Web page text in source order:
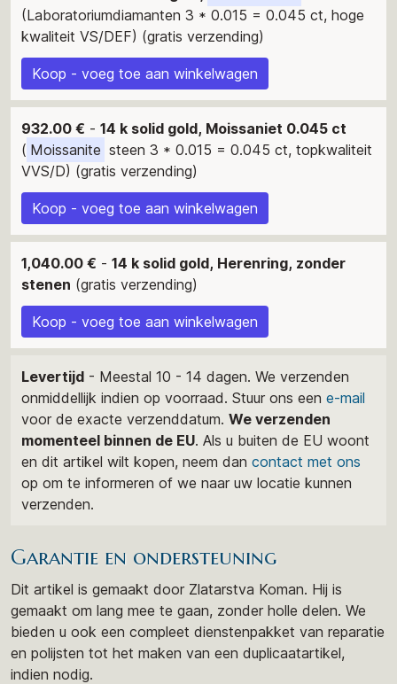
(Laboratoriumdiamanten 3 * 0.015 = 0.045 ct, hoge
kwaliteit VS/DEF) (gratis verzending)
Koop - voeg toe aan winkelwagen
932.00 € - 14 k solid gold, Moissaniet 0.045 ct
( Moissanite steen 3 * 0.015 = 0.045 ct, topkwaliteit
VVS/D) (gratis verzending)
Koop - voeg toe aan winkelwagen
1,040.00 € - 14 k solid gold, Herenring, zonder
stenen (gratis verzending)
Koop - voeg toe aan winkelwagen
Levertijd - Meestal 10 - 14 dagen. We verzenden
onmiddellijk indien op voorraad. Stuur ons een e-mail
voor de exacte verzenddatum. We verzenden
momenteel binnen de EU. Als u buiten de EU woont
en dit artikel wilt kopen, neem dan contact met ons
op om te informeren of we naar uw locatie kunnen
verzenden.
Garantie en ondersteuning
Dit artikel is gemaakt door Zlatarstva Koman. Hij is
gemaakt om lang mee te gaan, zonder holle delen. We
bieden u ook een compleet dienstenpakket van reparatie
en polijsten tot het maken van een duplicaatartikel,
indien nodig.